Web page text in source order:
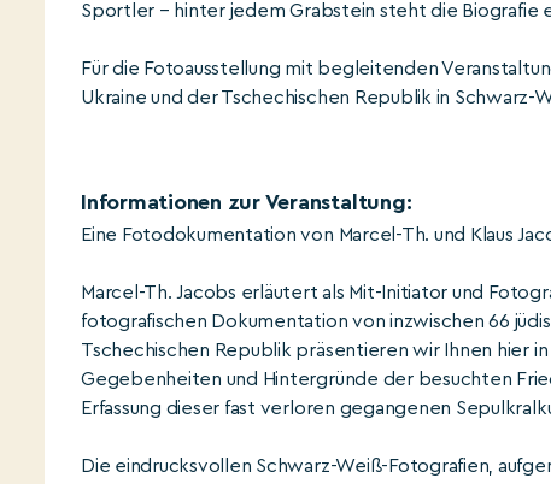
Sportler – hinter jedem Grabstein steht die Biografie
Für die Fotoausstellung mit begleitenden
Ukraine und der Tschechischen Republik in
Informationen zur Veranstaltung:
Eine Fotodokumentation von Marcel-Th. und Klaus
Marcel-Th. Jacobs erläutert als Mit-Initiator und
fotografischen Dokumentation von inzwischen 66
Tschechischen Republik präsentieren wir Ihnen hier
Gegebenheiten und Hintergründe der besuchten
Erfassung dieser fast verloren gegangenen
Die eindrucksvollen Schwarz-Weiß-Fotografien,